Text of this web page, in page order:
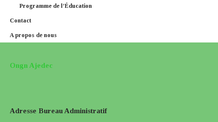
Programme de l’Éducation
Contact
A propos de nous
Ongn Ajedec
Adresse Bureau Administratif